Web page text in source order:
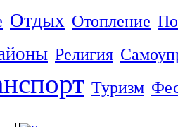
Отдых Отопление
Религия
Туризм